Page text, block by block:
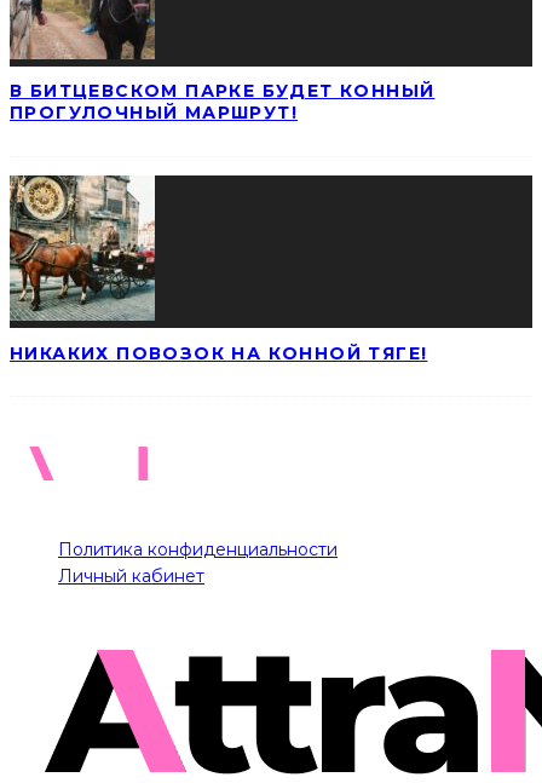
В БИТЦЕВСКОМ ПАРКЕ БУДЕТ КОННЫЙ
ПРОГУЛОЧНЫЙ МАРШРУТ!
НИКАКИХ ПОВОЗОК НА КОННОЙ ТЯГЕ!
Политика конфиденциальности
Личный кабинет